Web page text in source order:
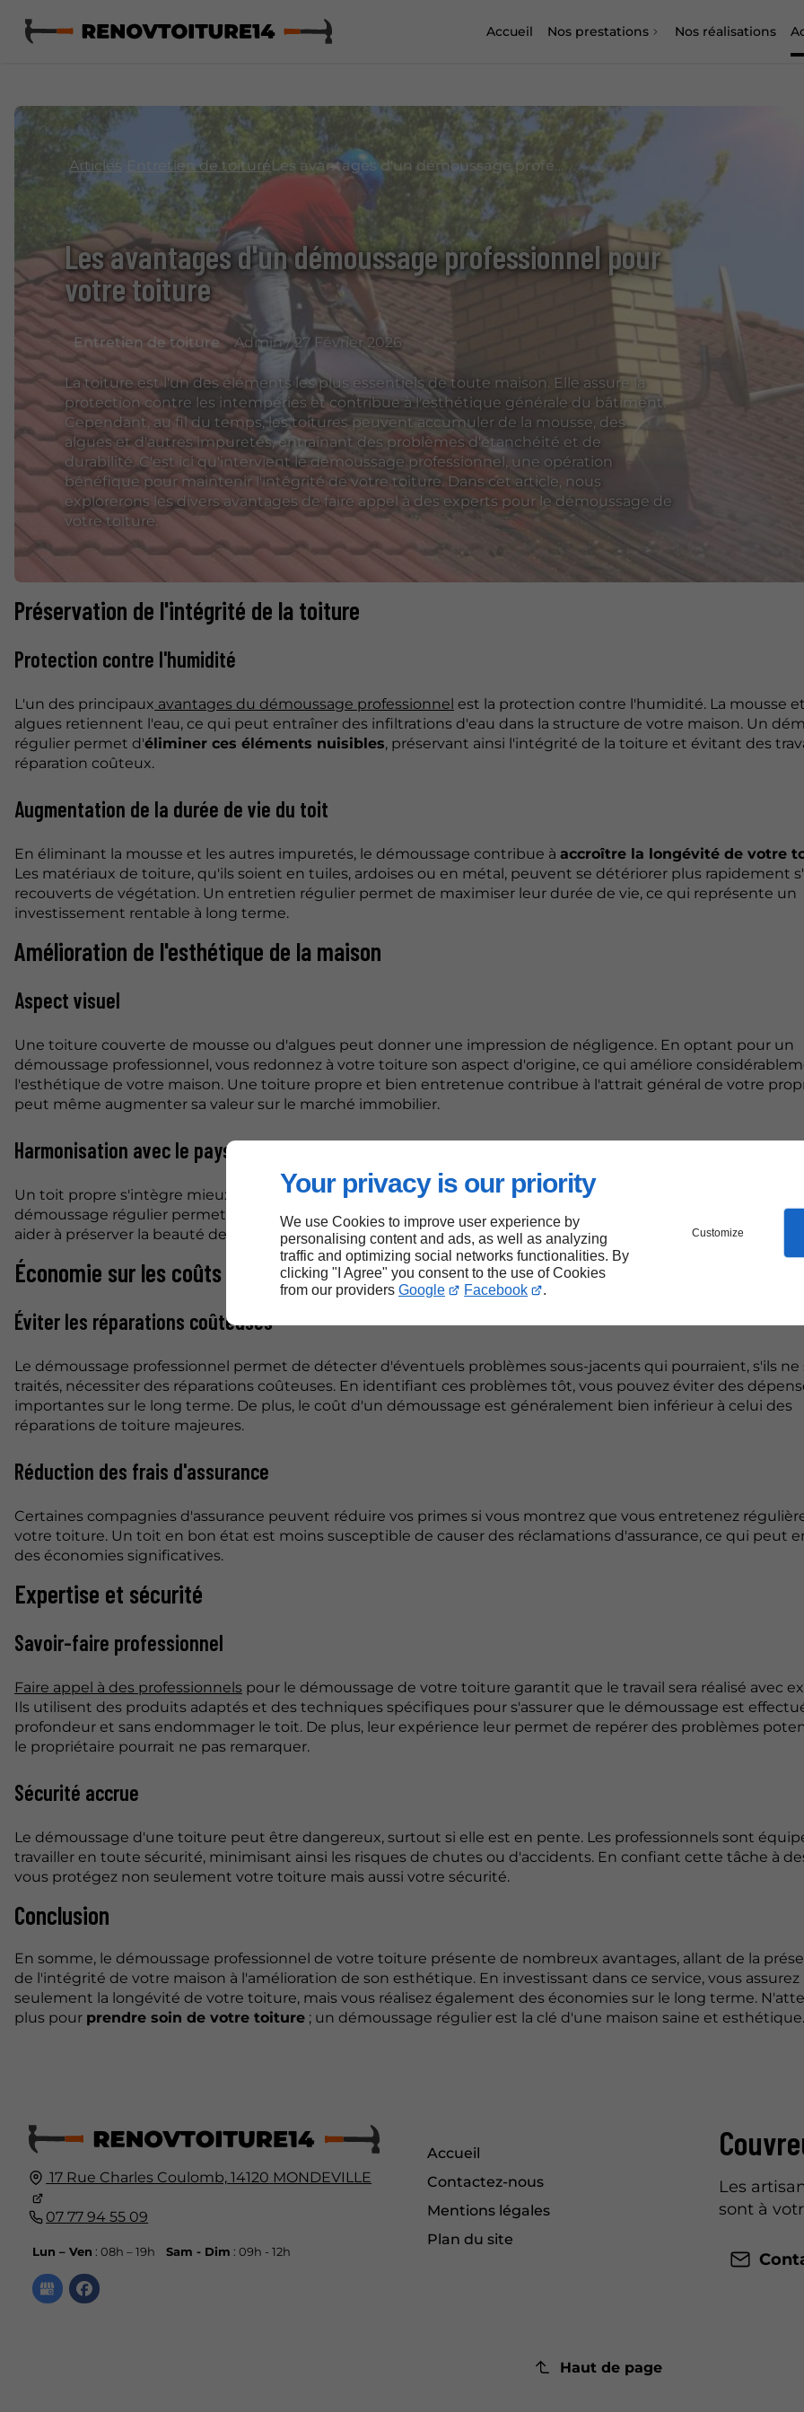
Your privacy is our priority
We use Cookies to improve user experience by
personalising content and ads, as well as analyzing
traffic and optimizing social networks functionalities. By
clicking "I Agree" you consent to the use of Cookies
from our providers Google Facebook .
Customize
Accueil Nos prestations Nos réalisations
Articles Entretien de toiture Les avantages d'un démoussage professionnel pour votre toiture
Les avantages d'un démoussage professionnel pour
votre toiture
Entretien de toiture Admin / 27 Février 2026
La toiture est l'un des éléments les plus essentiels de toute maison. Elle assure la
protection contre les intempéries et contribue à l'esthétique générale du bâtiment.
Cependant, au fil du temps, les toitures peuvent accumuler de la mousse, des
algues et d'autres impuretés, entraînant des problèmes d'étanchéité et de
durabilité. C'est ici qu'intervient le démoussage professionnel, une opération
bénéfique pour maintenir l'intégrité de votre toiture. Dans cet article, nous
explorerons les divers avantages de faire appel à des experts pour le démoussage de
votre toiture.
Préservation de l'intégrité de la toiture
Protection contre l'humidité
L'un des principaux avantages du démoussage professionnel est la protection contre l'humidité. La mousse
algues retiennent l'eau, ce qui peut entraîner des infiltrations d'eau dans la structure de votre maison. Un
régulier permet d'éliminer ces éléments nuisibles, préservant ainsi l'intégrité de la toiture et évitant des
réparation coûteux.
Augmentation de la durée de vie du toit
En éliminant la mousse et les autres impuretés, le démoussage contribue à accroître la longévité de votre
Les matériaux de toiture, qu'ils soient en tuiles, ardoises ou en métal, peuvent se détériorer plus rapidement
recouverts de végétation. Un entretien régulier permet de maximiser leur durée de vie, ce qui représente un
investissement rentable à long terme.
Amélioration de l'esthétique de la maison
Aspect visuel
Une toiture couverte de mousse ou d'algues peut donner une impression de négligence. En optant pour un
démoussage professionnel, vous redonnez à votre toiture son aspect d'origine, ce qui améliore
l'esthétique de votre maison. Une toiture propre et bien entretenue contribue à l'attrait général de votre
peut même augmenter sa valeur sur le marché immobilier.
Harmonisation avec le paysage
Un toit propre s'intègre mieux dans son environnement. Que votre maison soit entourée d'arbres ou d'un
démoussage régulier permet de maintenir une harmonie visuelle avec la nature qui l'entoure. Cela peut
aider à préserver la beauté de votre quartier.
Économie sur les coûts de maintenance
Éviter les réparations coûteuses
Le démoussage professionnel permet de détecter d'éventuels problèmes sous-jacents qui pourraient, s'ils ne
traités, nécessiter des réparations coûteuses. En identifiant ces problèmes tôt, vous pouvez éviter des
importantes sur le long terme. De plus, le coût d'un démoussage est généralement bien inférieur à celui des
réparations de toiture majeures.
Réduction des frais d'assurance
Certaines compagnies d'assurance peuvent réduire vos primes si vous montrez que vous entretenez
votre toiture. Un toit en bon état est moins susceptible de causer des réclamations d'assurance, ce qui peut
des économies significatives.
Expertise et sécurité
Savoir-faire professionnel
Faire appel à des professionnels pour le démoussage de votre toiture garantit que le travail sera réalisé avec
Ils utilisent des produits adaptés et des techniques spécifiques pour s'assurer que le démoussage est
profondeur et sans endommager le toit. De plus, leur expérience leur permet de repérer des problèmes
le propriétaire pourrait ne pas remarquer.
Sécurité accrue
Le démoussage d'une toiture peut être dangereux, surtout si elle est en pente. Les professionnels sont
travailler en toute sécurité, minimisant ainsi les risques de chutes ou d'accidents. En confiant cette tâche à
vous protégez non seulement votre toiture mais aussi votre sécurité.
Conclusion
En somme, le démoussage professionnel de votre toiture présente de nombreux avantages, allant de la
de l'intégrité de votre maison à l'amélioration de son esthétique. En investissant dans ce service, vous assurez
seulement la longévité de votre toiture, mais vous réalisez également des économies sur le long terme.
plus pour prendre soin de votre toiture ; un démoussage régulier est la clé d'une maison saine et esthétique.
17 Rue Charles Coulomb, 14120 MONDEVILLE
07 77 94 55 09
Lun – Ven : 08h – 19h Sam - Dim : 09h - 12h
Accueil
Contactez-nous
Mentions légales
Plan du site
Les
sont à
Haut de page